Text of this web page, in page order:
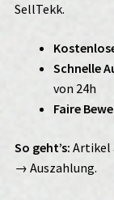
SellTekk.
Schnelle
von 24h
Faire
So geht’s: Artikel
→ Auszahlung.